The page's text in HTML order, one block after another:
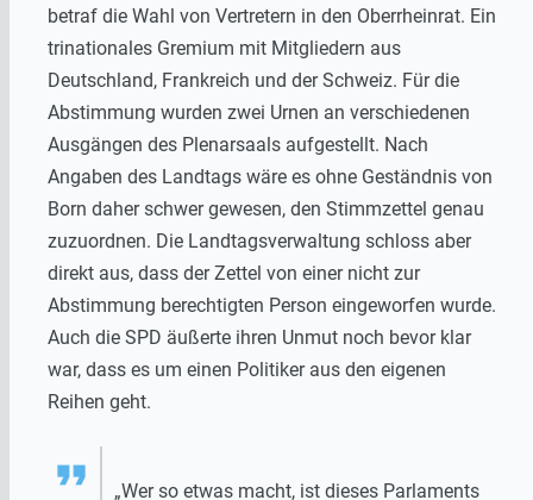
betraf die Wahl von Vertretern in den Oberrheinrat. Ein
trinationales Gremium mit Mitgliedern aus
Deutschland, Frankreich und der Schweiz. Für die
Abstimmung wurden zwei Urnen an verschiedenen
Ausgängen des Plenarsaals aufgestellt. Nach
Angaben des Landtags wäre es ohne Geständnis von
Born daher schwer gewesen, den Stimmzettel genau
zuzuordnen. Die Landtagsverwaltung schloss aber
direkt aus, dass der Zettel von einer nicht zur
Abstimmung berechtigten Person eingeworfen wurde.
Auch die SPD äußerte ihren Unmut noch bevor klar
war, dass es um einen Politiker aus den eigenen
Reihen geht.
„Wer so etwas macht, ist dieses Parlaments